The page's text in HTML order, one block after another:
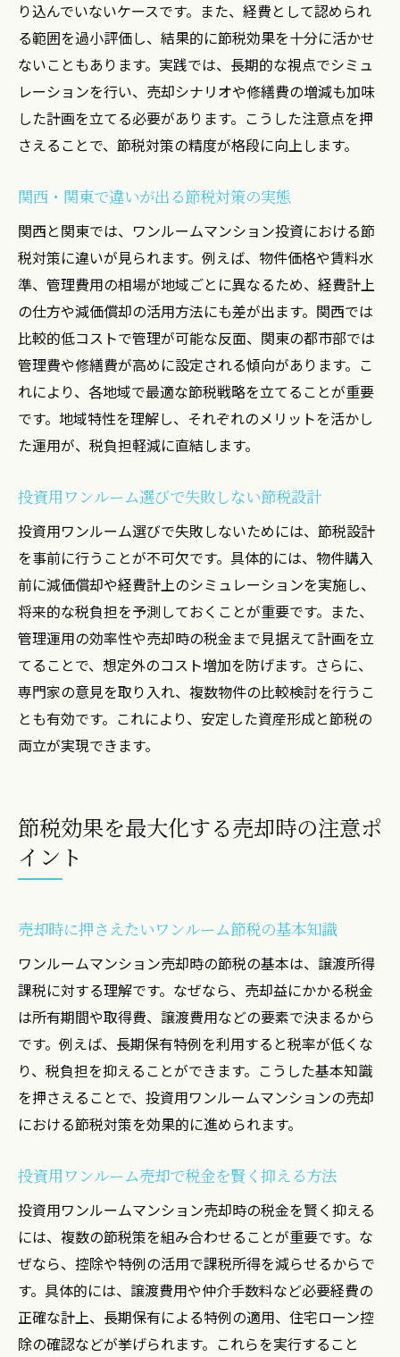
り込んでいないケースです。また、経費として認められ
る範囲を過小評価し、結果的に節税効果を十分に活かせ
ないこともあります。実践では、長期的な視点でシミュ
レーションを行い、売却シナリオや修繕費の増減も加味
した計画を立てる必要があります。こうした注意点を押
さえることで、節税対策の精度が格段に向上します。
関西・関東で違いが出る節税対策の実態
関西と関東では、ワンルームマンション投資における節
税対策に違いが見られます。例えば、物件価格や賃料水
準、管理費用の相場が地域ごとに異なるため、経費計上
の仕方や減価償却の活用方法にも差が出ます。関西では
比較的低コストで管理が可能な反面、関東の都市部では
管理費や修繕費が高めに設定される傾向があります。こ
れにより、各地域で最適な節税戦略を立てることが重要
です。地域特性を理解し、それぞれのメリットを活かし
た運用が、税負担軽減に直結します。
投資用ワンルーム選びで失敗しない節税設計
投資用ワンルーム選びで失敗しないためには、節税設計
を事前に行うことが不可欠です。具体的には、物件購入
前に減価償却や経費計上のシミュレーションを実施し、
将来的な税負担を予測しておくことが重要です。また、
管理運用の効率性や売却時の税金まで見据えて計画を立
てることで、想定外のコスト増加を防げます。さらに、
専門家の意見を取り入れ、複数物件の比較検討を行うこ
とも有効です。これにより、安定した資産形成と節税の
両立が実現できます。
節税効果を最大化する売却時の注意ポ
イント
売却時に押さえたいワンルーム節税の基本知識
ワンルームマンション売却時の節税の基本は、譲渡所得
課税に対する理解です。なぜなら、売却益にかかる税金
は所有期間や取得費、譲渡費用などの要素で決まるから
です。例えば、長期保有特例を利用すると税率が低くな
り、税負担を抑えることができます。こうした基本知識
を押さえることで、投資用ワンルームマンションの売却
における節税対策を効果的に進められます。
投資用ワンルーム売却で税金を賢く抑える方法
投資用ワンルームマンション売却時の税金を賢く抑える
には、複数の節税策を組み合わせることが重要です。な
ぜなら、控除や特例の活用で課税所得を減らせるからで
す。具体的には、譲渡費用や仲介手数料など必要経費の
正確な計上、長期保有による特例の適用、住宅ローン控
除の確認などが挙げられます。これらを実行すること